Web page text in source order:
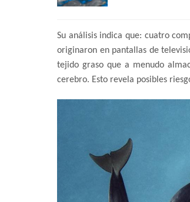
Su análisis indica que: cuatro
originaron en pantallas de
tejido graso que a menudo
cerebro. Esto revela posibles